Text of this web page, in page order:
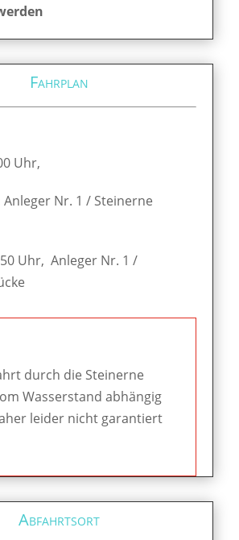
Fahrplan
Uhr,
Anleger Nr. 1 / Steinerne
Uhr, Anleger Nr. 1 /
durch die Steinerne
Wasserstand abhängig
leider nicht garantiert
Abfahrtsort